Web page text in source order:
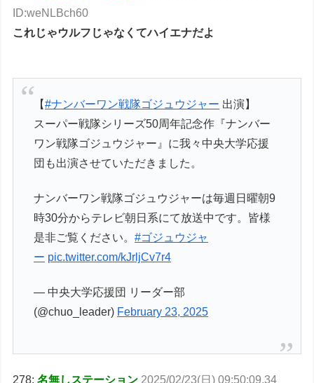
ID:weNLBch60
これじゃウルフじゃなくてハイエナだよ
【#ナンバーワン戦隊ゴジュウジャー 出演】
スーパー戦隊シリーズ50周年記念作『ナンバー
ワン戦隊ゴジュウジャー』に我々中央大学応援
団も出演させていただきました。
ナンバーワン戦隊ゴジュウジャーは毎週日曜朝9
時30分からテレビ朝日系にて放送中です。皆様
是非ご覧ください。#ゴジュウジャ
ー pic.twitter.com/kJrljCv7r4
— 中央大学応援団 リーダー部
(@chuo_leader) February 23, 2025
278:名無しステーション 2025/02/23(日) 09:50:09.34